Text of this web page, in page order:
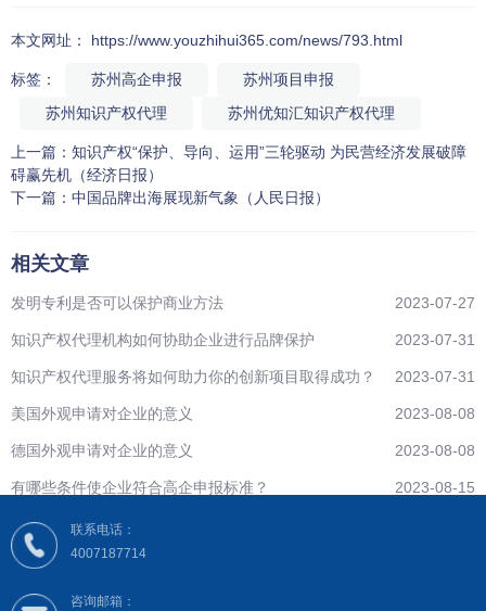
本文网址： https://www.youzhihui365.com/news/793.html
标签： 苏州高企申报
苏州项目申报
苏州知识产权代理
苏州优知汇知识产权代理
上一篇： 知识产权“保护、导向、运用”三轮驱动 为民营经济发展破障
碍赢先机（经济日报）
下一篇： 中国品牌出海展现新气象（人民日报）
相关文章
2023-07-27
发明专利是否可以保护商业方法
2023-07-31
知识产权代理机构如何协助企业进行品牌保护
2023-07-31
知识产权代理服务将如何助力你的创新项目取得成功？
2023-08-08
美国外观申请对企业的意义
2023-08-08
德国外观申请对企业的意义
2023-08-15
有哪些条件使企业符合高企申报标准？
联系电话：
4007187714
咨询邮箱：